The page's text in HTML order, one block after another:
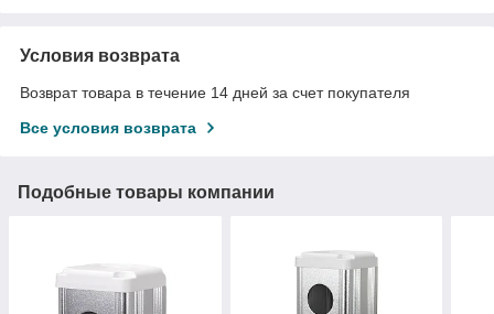
Условия возврата
Возврат товара в течение 14 дней за счет покупателя
Все условия возврата
Подобные товары компании